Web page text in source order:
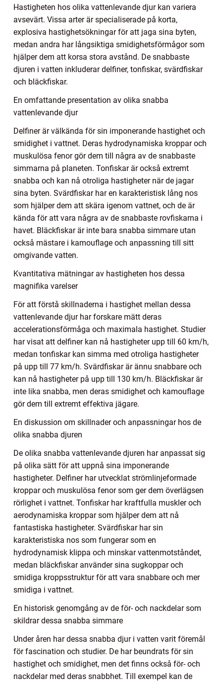
Hastigheten hos olika vattenlevande djur kan variera
avsevärt. Vissa arter är specialiserade på korta,
explosiva hastighetsökningar för att jaga sina byten,
medan andra har långsiktiga smidighetsförmågor som
hjälper dem att korsa stora avstånd. De snabbaste
djuren i vatten inkluderar delfiner, tonfiskar, svärdfiskar
och bläckfiskar.
En omfattande presentation av olika snabba
vattenlevande djur
Delfiner är välkända för sin imponerande hastighet och
smidighet i vattnet. Deras hydrodynamiska kroppar och
muskulösa fenor gör dem till några av de snabbaste
simmarna på planeten. Tonfiskar är också extremt
snabba och kan nå otroliga hastigheter när de jagar
sina byten. Svärdfiskar har en karakteristisk lång nos
som hjälper dem att skära igenom vattnet, och de är
kända för att vara några av de snabbaste rovfiskarna i
havet. Bläckfiskar är inte bara snabba simmare utan
också mästare i kamouflage och anpassning till sitt
omgivande vatten.
Kvantitativa mätningar av hastigheten hos dessa
magnifika varelser
För att förstå skillnaderna i hastighet mellan dessa
vattenlevande djur har forskare mätt deras
accelerationsförmåga och maximala hastighet. Studier
har visat att delfiner kan nå hastigheter upp till 60 km/h,
medan tonfiskar kan simma med otroliga hastigheter
på upp till 77 km/h. Svärdfiskar är ännu snabbare och
kan nå hastigheter på upp till 130 km/h. Bläckfiskar är
inte lika snabba, men deras smidighet och kamouflage
gör dem till extremt effektiva jägare.
En diskussion om skillnader och anpassningar hos de
olika snabba djuren
De olika snabba vattenlevande djuren har anpassat sig
på olika sätt för att uppnå sina imponerande
hastigheter. Delfiner har utvecklat strömlinjeformade
kroppar och muskulösa fenor som ger dem överlägsen
rörlighet i vattnet. Tonfiskar har kraftfulla muskler och
aerodynamiska kroppar som hjälper dem att nå
fantastiska hastigheter. Svärdfiskar har sin
karakteristiska nos som fungerar som en
hydrodynamisk klippa och minskar vattenmotståndet,
medan bläckfiskar använder sina sugkoppar och
smidiga kroppsstruktur för att vara snabbare och mer
smidiga i vattnet.
En historisk genomgång av de för- och nackdelar som
skildrar dessa snabba simmare
Under åren har dessa snabba djur i vatten varit föremål
för fascination och studier. De har beundrats för sin
hastighet och smidighet, men det finns också för- och
nackdelar med deras snabbhet. Till exempel kan de